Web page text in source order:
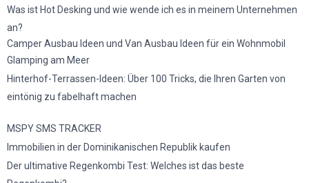
Was ist Hot Desking und wie wende ich es in meinem Unternehmen
an?
Camper Ausbau Ideen und Van Ausbau Ideen für ein Wohnmobil
Glamping am Meer
Hinterhof-Terrassen-Ideen: Über 100 Tricks, die Ihren Garten von
eintönig zu fabelhaft machen
MSPY SMS TRACKER
Immobilien in der Dominikanischen Republik kaufen
Der ultimative Regenkombi Test: Welches ist das beste